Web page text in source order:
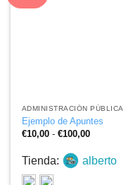
ADMINISTRACIÓN PÚBLICA
Ejemplo de Apuntes
€10,00 - €100,00Rango
desde
Tienda: alberto